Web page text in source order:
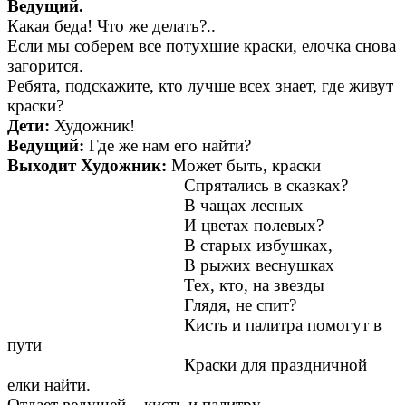
Ведущий.
Какая беда! Что же делать?..
Если мы соберем все потухшие краски, елочка снова
загорится.
Ребята, подскажите, кто лучше всех знает, где живут
краски?
Дети: Художник!
Ведущий: Где же нам его найти?
Выходит Художник: Может быть, краски
Спрятались в сказках?
В чащах лесных
И цветах полевых?
В старых избушках,
В рыжих веснушках
Тех, кто, на звезды
Глядя, не спит?
Кисть и палитра помогут в
пути
Краски для праздничной
елки найти.